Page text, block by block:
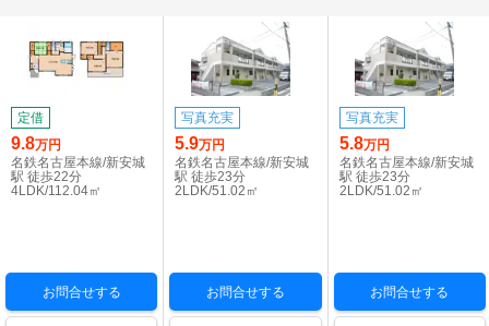
定借
9.8万円
名鉄名古屋本線/新安城
駅 徒歩22分
4LDK/112.04㎡
お問合せする
写真充実
5.9万円
名鉄名古屋本線/新安城
駅 徒歩23分
2LDK/51.02㎡
お問合せする
写真充実
5.8万円
名鉄名古屋本線/新安城
駅 徒歩23分
2LDK/51.02㎡
お問合せする